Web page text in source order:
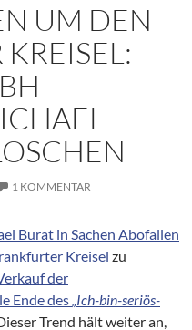
UM DEN
1 KOMMENTAR
Burat in Sachen Abofallen
Kreisel zu
der
Ende des„Ich-bin-seriös-
Trend hält weiter an,